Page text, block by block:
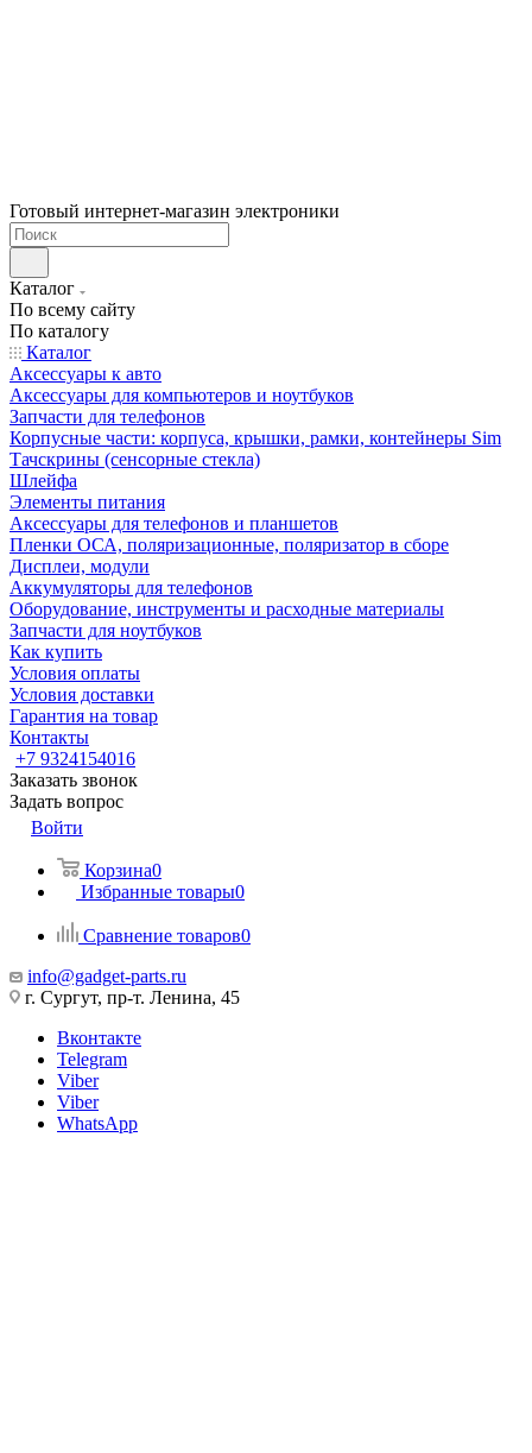
Готовый интернет-магазин электроники
Каталог
По всему сайту
По каталогу
Каталог
Аксессуары к авто
Аксессуары для компьютеров и ноутбуков
Запчасти для телефонов
Корпусные части: корпуса, крышки, рамки, контейнеры Sim
Тачскрины (сенсорные стекла)
Шлейфа
Элементы питания
Аксессуары для телефонов и планшетов
Пленки ОСА, поляризационные, поляризатор в сборе
Дисплеи, модули
Аккумуляторы для телефонов
Оборудование, инструменты и расходные материалы
Запчасти для ноутбуков
Как купить
Условия оплаты
Условия доставки
Гарантия на товар
Контакты
+7 9324154016
Заказать звонок
Задать вопрос
Войти
Корзина0
Избранные товары0
Сравнение товаров0
info@gadget-parts.ru
г. Сургут, пр-т. Ленина, 45
Вконтакте
Telegram
Viber
Viber
WhatsApp